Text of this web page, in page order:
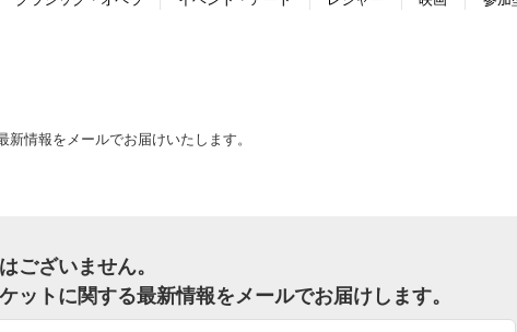
情報をメールでお届けいたします。
ございません。
トに関する最新情報をメールでお届けします。